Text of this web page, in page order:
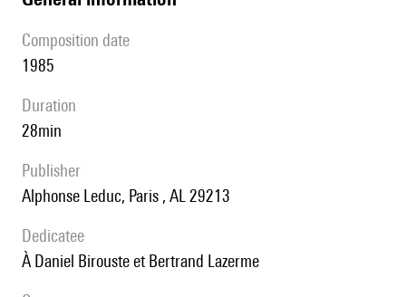
composition date
1985
duration
28min
publisher
Alphonse Leduc, Paris , AL 29213
Dedicatee
à Daniel Birouste et Bertrand Lazerme